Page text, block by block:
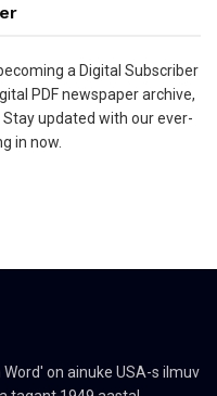
a Digital Subscriber
PDF newspaper archive,
updated with our ever-
in now.
Word' on ainuke USA-s ilmuv